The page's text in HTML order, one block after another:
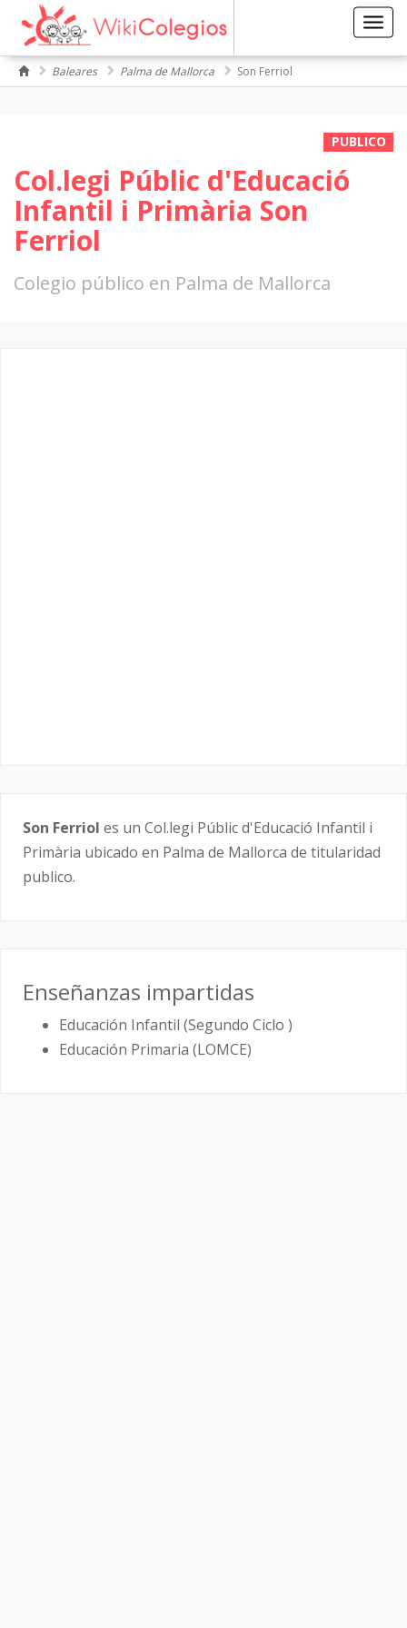
Baleares Palma de Mallorca Son Ferriol
PUBLICO
Col.legi Públic d'Educació
Infantil i Primària Son
Ferriol
Colegio público en Palma de Mallorca
Son Ferriol es un Col.legi Públic d'Educació Infantil i
Primària ubicado en Palma de Mallorca de titularidad
publico.
Enseñanzas impartidas
Educación Infantil (Segundo Ciclo )
Educación Primaria (LOMCE)